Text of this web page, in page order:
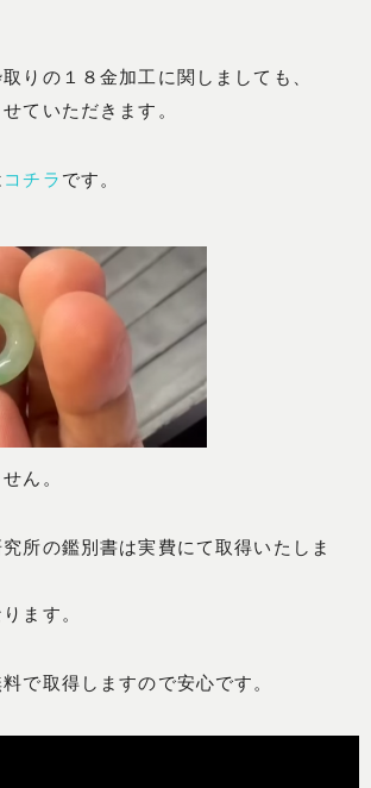
りの１８金加工に関しましても、
ていただきます。
コチラ です。
ん。
究所の鑑別書は実費にて取得いたしま
ます。
で取得しますので安心です。